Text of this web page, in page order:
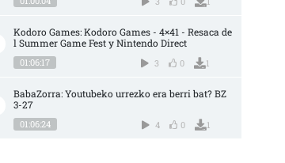
Kodoro Games: Kodoro Games - 4×41 - Resaca de
l Summer Game Fest y Nintendo Direct
01:06:17 3 0 1
BabaZorra: Youtubeko urrezko era berri bat? BZ
3-27
01:06:24 4 0 1